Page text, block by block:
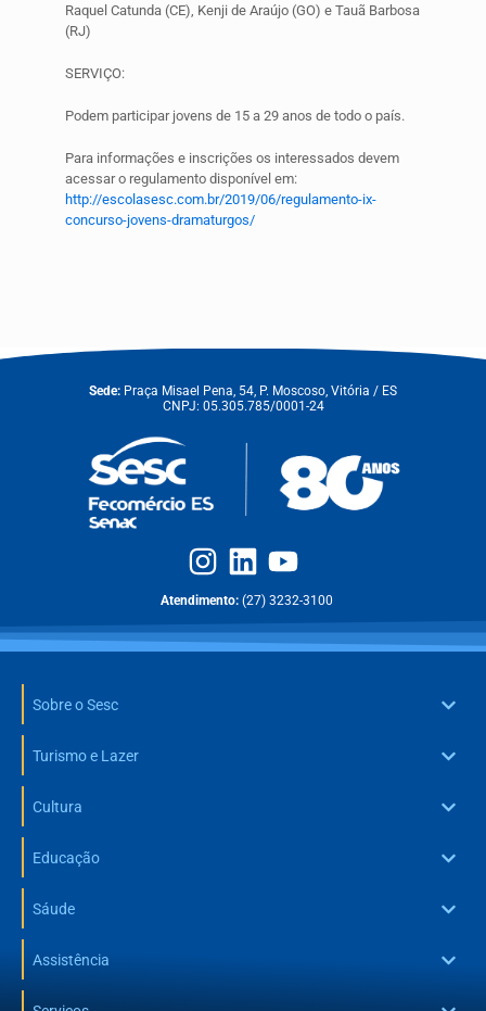
Raquel Catunda (CE), Kenji de Araújo (GO) e Tauã Barbosa
(RJ)
SERVIÇO:
Podem participar jovens de 15 a 29 anos de todo o país.
Para informações e inscrições os interessados devem
acessar o regulamento disponível em:
http://escolasesc.com.br/2019/06/regulamento-ix-
concurso-jovens-dramaturgos/
Sede: Praça Misael Pena, 54, P. Moscoso, Vitória / ES
CNPJ: 05.305.785/0001-24
Atendimento: (27) 3232-3100
Sobre o Sesc
Turismo e Lazer
Cultura
Educação
Sáude
Assistência